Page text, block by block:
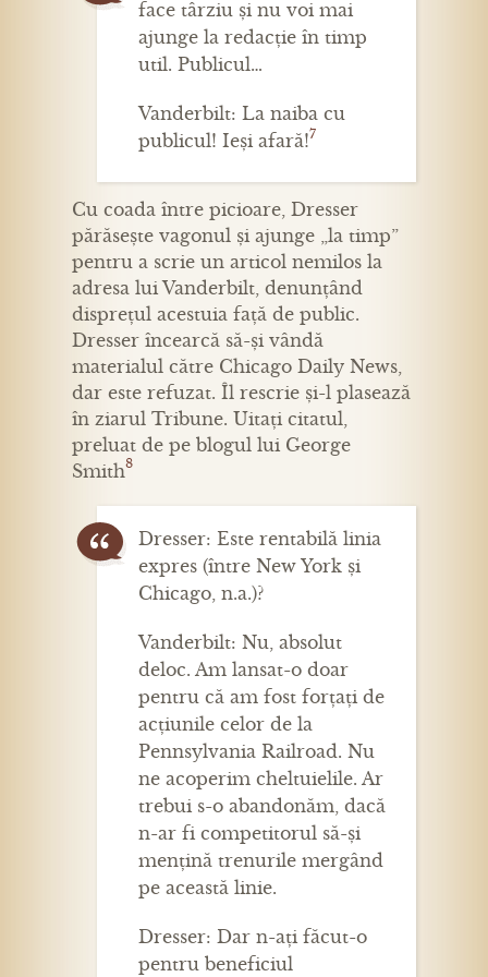
face târziu și nu voi mai
ajunge la redacție în timp
util. Publicul…
Vanderbilt: La naiba cu
publicul! Ieși afară!7
Cu coada între picioare, Dresser
părăsește vagonul și ajunge „la timp”
pentru a scrie un articol nemilos la
adresa lui Vanderbilt, denunțând
disprețul acestuia față de public.
Dresser încearcă să-și vândă
materialul către Chicago Daily News,
dar este refuzat. Îl rescrie și-l plasează
în ziarul Tribune. Uitați citatul,
preluat de pe blogul lui George
Smith8
Dresser: Este rentabilă linia
expres (între New York și
Chicago, n.a.)?
Vanderbilt: Nu, absolut
deloc. Am lansat-o doar
pentru că am fost forțați de
acțiunile celor de la
Pennsylvania Railroad. Nu
ne acoperim cheltuielile. Ar
trebui s-o abandonăm, dacă
n-ar fi competitorul să-și
mențină trenurile mergând
pe această linie.
Dresser: Dar n-ați făcut-o
pentru beneficiul